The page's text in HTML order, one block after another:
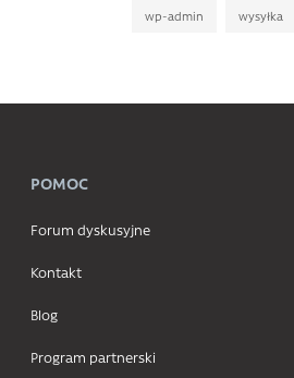
wp-admin wysyłka
POMOC
Forum dyskusyjne
Kontakt
Blog
Program partnerski